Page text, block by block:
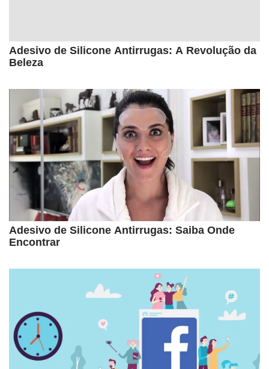
Adesivo de Silicone Antirrugas: A Revolução da
Beleza
Adesivo de Silicone Antirrugas: Saiba Onde
Encontrar